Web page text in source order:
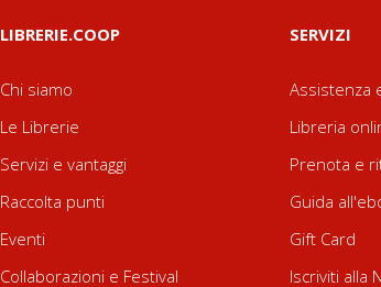
LIBRERIE.COOP
Chi siamo
Le Librerie
Servizi e vantaggi
Raccolta punti
Eventi
Collaborazioni e Festival
SERVIZI
Assistenza
Libreria
Prenota e
Guida
Gift Card
Iscriviti alla